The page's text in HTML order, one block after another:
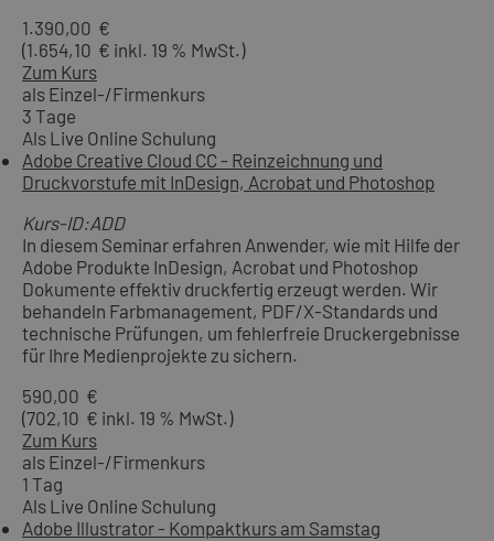
1.390,00 €
(1.654,10 € inkl. 19 % MwSt.)
Zum Kurs
als Einzel-/Firmenkurs
3 Tage
Als Live Online Schulung
Adobe Creative Cloud CC - Reinzeichnung und
Druckvorstufe mit InDesign, Acrobat und Photoshop
Kurs-ID:ADD
In diesem Seminar erfahren Anwender, wie mit Hilfe der
Adobe Produkte InDesign, Acrobat und Photoshop
Dokumente effektiv druckfertig erzeugt werden. Wir
behandeln Farbmanagement, PDF/X-Standards und
technische Prüfungen, um fehlerfreie Druckergebnisse
für Ihre Medienprojekte zu sichern.
590,00 €
(702,10 € inkl. 19 % MwSt.)
Zum Kurs
als Einzel-/Firmenkurs
1 Tag
Als Live Online Schulung
Adobe Illustrator - Kompaktkurs am Samstag